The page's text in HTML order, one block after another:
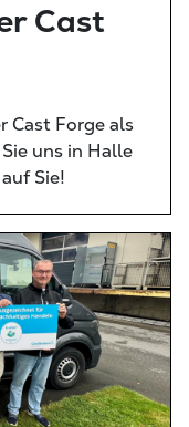
Cast
Cast Forge als
uns in Halle
Sie!